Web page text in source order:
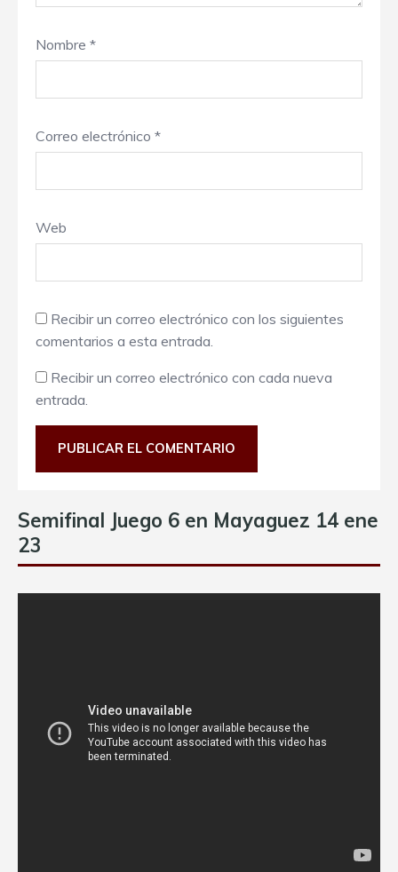
Nombre *
Correo electrónico *
Web
Recibir un correo electrónico con los siguientes
comentarios a esta entrada.
Recibir un correo electrónico con cada nueva
entrada.
Semifinal Juego 6 en Mayaguez 14 ene
23